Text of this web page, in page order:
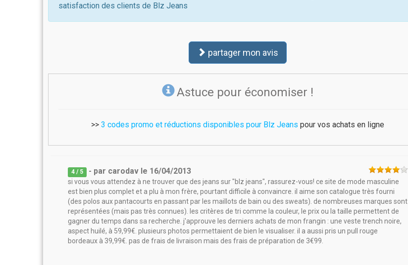
satisfaction des clients de Blz Jeans
partager mon avis
Astuce pour économiser !
>>3 codes promo et réductions disponibles pour Blz Jeans pour vos achats en ligne
4 / 5 - par carodav le 16/04/2013
si vous vous attendez à ne trouver que des jeans sur "blz jeans", rassurez-vous! ce site de mode masculine
est bien plus complet et a plu à mon frère, pourtant difficile à convaincre. il aime son catalogue très fourni
(des polos aux pantacourts en passant par les maillots de bain ou des sweats). de nombreuses marques sont
représentées (mais pas très connues). les critères de tri comme la couleur, le prix ou la taille permettent de
gagner du temps dans sa recherche. j'approuve les derniers achats de mon frangin : une veste trench noire,
aspect huilé, à 59,99€. plusieurs photos permettaient de bien le visualiser. il a aussi pris un pull rouge
bordeaux à 39,99€. pas de frais de livraison mais des frais de préparation de 3€99.